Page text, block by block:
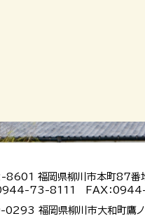
8601 福岡県柳川市本町87番
0944-73-8111 FAX：
福岡県柳川市大和町鷹